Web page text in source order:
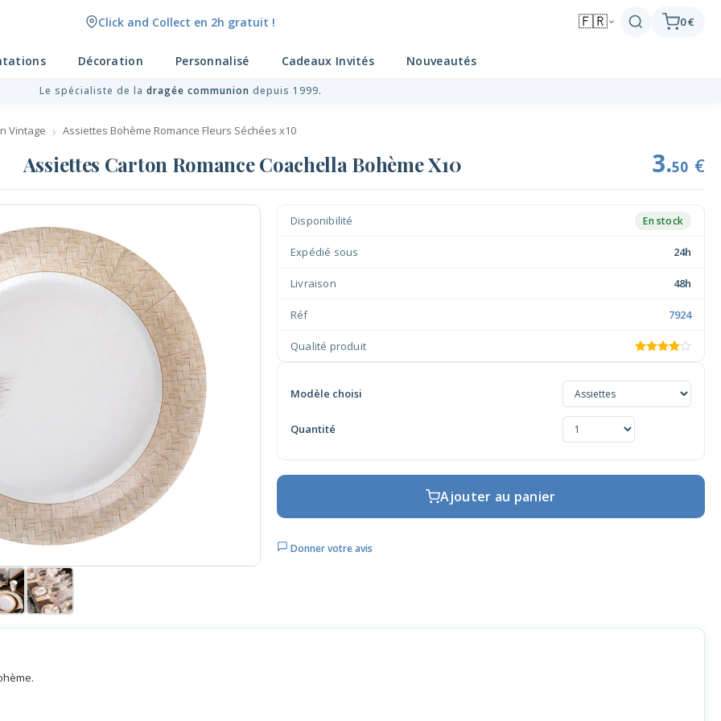
Click and Collect en 2h gratuit !
Livraison point relais gratuit dès 89 € ! 🇫🇷 0 €
Décoration Personnalisé Cadeaux Invités Nouveautés
Le spécialiste de la dragée communion depuis 1999.
Vintage Assiettes Bohème Romance Fleurs Séchées x10
Assiettes Carton Romance Coachella Bohème X10 3.50 €
Disponibilité En stock
Expédié sous 24h
Livraison 48h
Réf 7924
Qualité produit
Modèle choisi
Quantité
Ajouter au panier
Donner votre avis